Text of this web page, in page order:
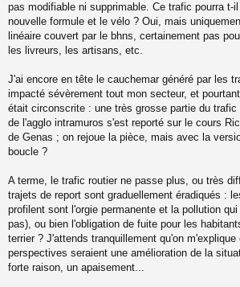
pas modifiable ni supprimable. Ce trafic pourra t-
nouvelle formule et le vélo ? Oui, mais
linéaire couvert par le bhns, certainement pas
les livreurs, les artisans, etc.
J'ai encore en tête le cauchemar généré par les
impacté sévèrement tout mon secteur, et
était circonscrite : une très grosse partie du trafic
de l'agglo intramuros s'est reporté sur le cours
de Genas ; on rejoue la pièce, mais avec la
boucle ?
A terme, le trafic routier ne passe plus, ou très
trajets de report sont graduellement éradiqués :
profilent sont l'orgie permanente et la pollution
pas), ou bien l'obligation de fuite pour les
terrier ? J'attends tranquillement qu'on
perspectives seraient une amélioration de la
forte raison, un apaisement...